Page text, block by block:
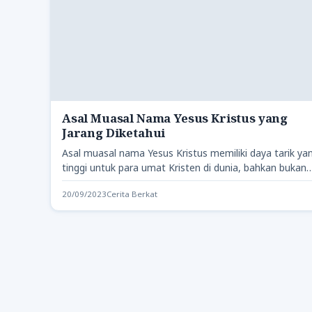
Asal Muasal Nama Yesus Kristus yang
Jarang Diketahui
Asal muasal nama Yesus Kristus memiliki daya tarik
tinggi untuk para umat Kristen di dunia, bahkan
20/09/2023Cerita Berkat